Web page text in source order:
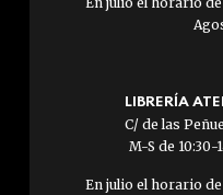
LIBRERÍA
C/ de las
M-S de 10:30-
En julio el horario